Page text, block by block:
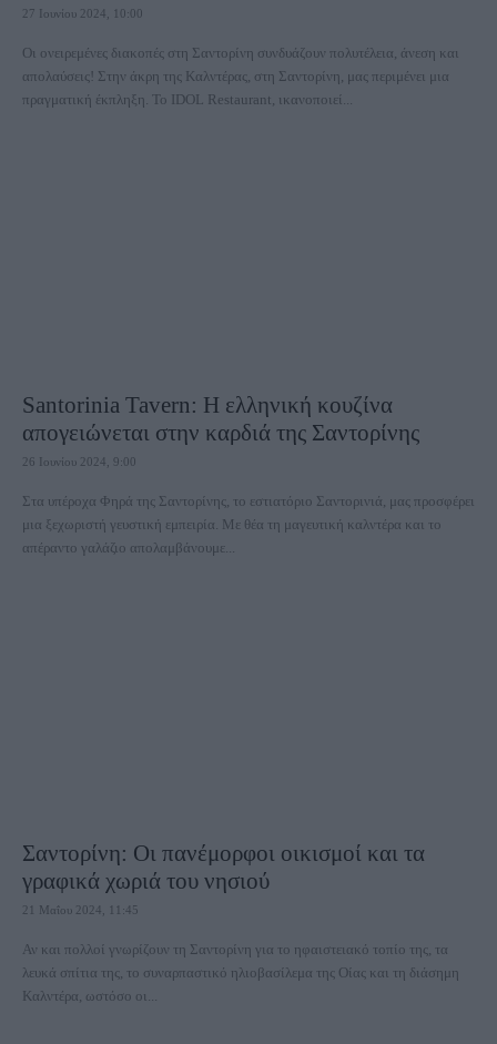
27 Ιουνίου 2024, 10:00
Οι ονειρεμένες διακοπές στη Σαντορίνη συνδυάζουν πολυτέλεια, άνεση και
απολαύσεις! Στην άκρη της Καλντέρας, στη Σαντορίνη, μας περιμένει μια
πραγματική έκπληξη. Το IDOL Restaurant, ικανοποιεί...
Santorinia Tavern: Η ελληνική κουζίνα
απογειώνεται στην καρδιά της Σαντορίνης
26 Ιουνίου 2024, 9:00
Στα υπέροχα Φηρά της Σαντορίνης, το εστιατόριο Σαντορινιά, μας προσφέρει
μια ξεχωριστή γευστική εμπειρία. Με θέα τη μαγευτική καλντέρα και το
απέραντο γαλάζιο απολαμβάνουμε...
Σαντορίνη: Οι πανέμορφοι οικισμοί και τα
γραφικά χωριά του νησιού
21 Μαΐου 2024, 11:45
Αν και πολλοί γνωρίζουν τη Σαντορίνη για το ηφαιστειακό τοπίο της, τα
λευκά σπίτια της, το συναρπαστικό ηλιοβασίλεμα της Οίας και τη διάσημη
Καλντέρα, ωστόσο οι...